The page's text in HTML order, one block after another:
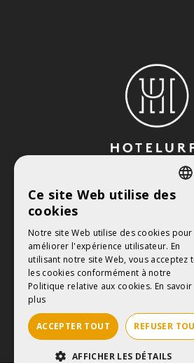
HOTEL
Téléphone:(+34)
Adresse électronique:
Carrer de Sant Maties, 5 08208
Mention légale Politique de
Ce site Web utilise des
cookies
Notre site Web utilise des cookies pour
améliorer l'expérience utilisateur. En
utilisant notre site Web, vous acceptez
les cookies conformément à notre
Politique relative aux cookies. En savoir
plus
ACCEPTER TOUT REFUSER
AFFICHER LES DÉTAILS